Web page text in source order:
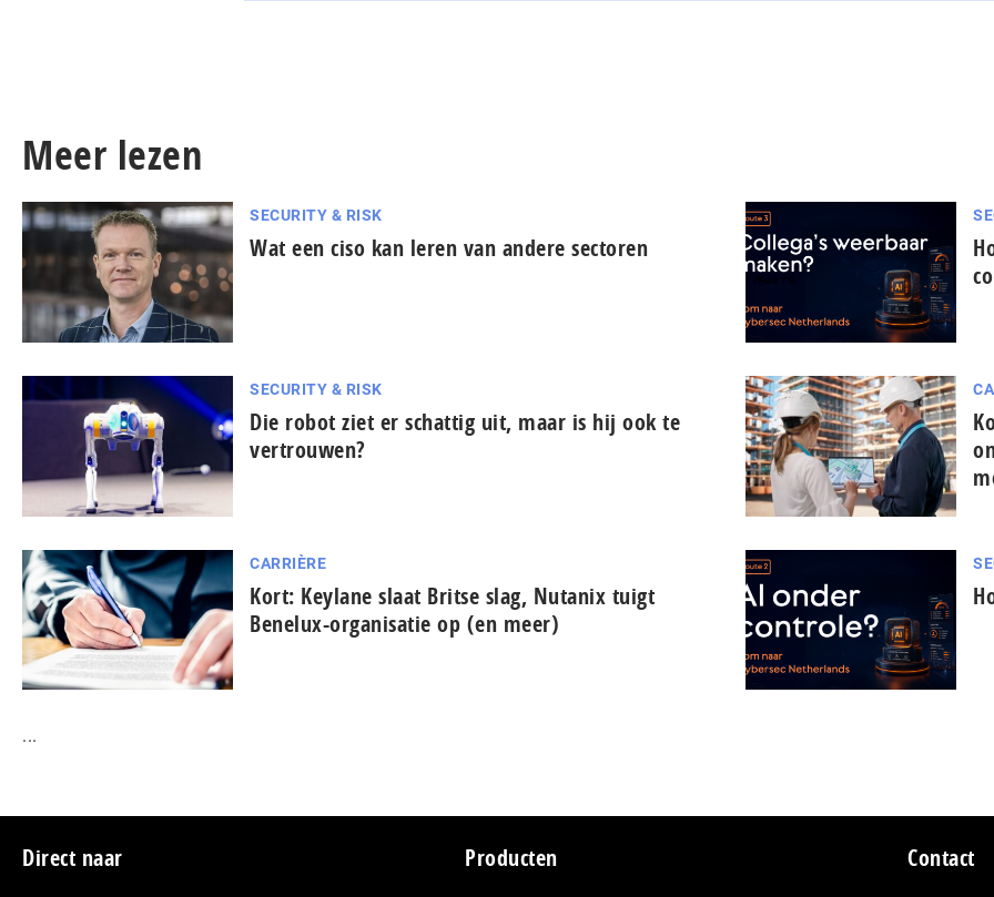
Meer lezen
SECURITY & RISK
Wat een ciso kan leren van andere sectoren
SECURITY & RISK
Die robot ziet er schattig uit, maar is hij ook te
vertrouwen?
CARRIÈRE
Kort: Keylane slaat Britse slag, Nutanix tuigt
Benelux-organisatie op (en meer)
...
Footer
Direct naar Producten Contact